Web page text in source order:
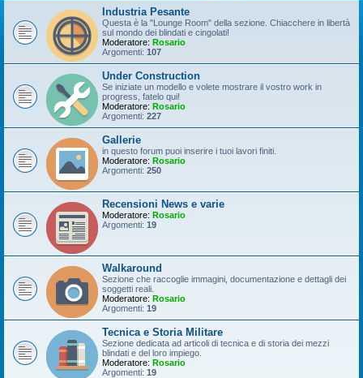
Industria Pesante
Questa è la "Lounge Room" della sezione. Chiacchere in libertà
sul mondo dei blindati e cingolati!
Moderatore: Rosario
Argomenti: 107
Under Construction
Se iniziate un modello e volete mostrare il vostro work in
progress, fatelo qui!
Moderatore: Rosario
Argomenti: 227
Gallerie
in questo forum puoi inserire i tuoi lavori finiti.
Moderatore: Rosario
Argomenti: 250
Recensioni News e varie
Moderatore: Rosario
Argomenti: 19
Walkaround
Sezione che raccoglie immagini, documentazione e dettagli dei
soggetti reali.
Moderatore: Rosario
Argomenti: 19
Tecnica e Storia Militare
Sezione dedicata ad articoli di tecnica e di storia dei mezzi
blindati e del loro impiego.
Moderatore: Rosario
Argomenti: 19